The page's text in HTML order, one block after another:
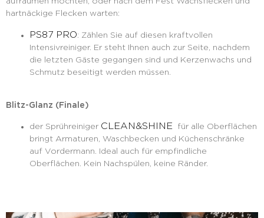
hartnäckige Flecken warten:
PS87 PRO: Zählen Sie auf diesen kraftvollen
Intensivreiniger. Er steht Ihnen auch zur Seite, nachdem
die letzten Gäste gegangen sind und Kerzenwachs und
Schmutz beseitigt werden müssen.
Blitz-Glanz (Finale)
der Sprühreiniger CLEAN&SHINE für alle Oberflächen
bringt Armaturen, Waschbecken und Küchenschränke
auf Vordermann. Ideal auch für empfindliche
Oberflächen. Kein Nachspülen, keine Ränder.